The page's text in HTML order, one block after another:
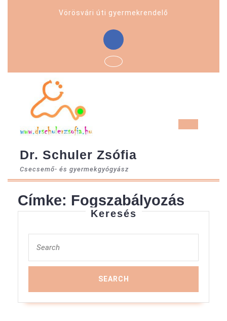
Vörösvári úti gyermekrendelő
Facebook
Dr. Schuler Zsófia
Csecsemő- és gyermekgyógyász
Címke: Fogszabályozás
Keresés
for: